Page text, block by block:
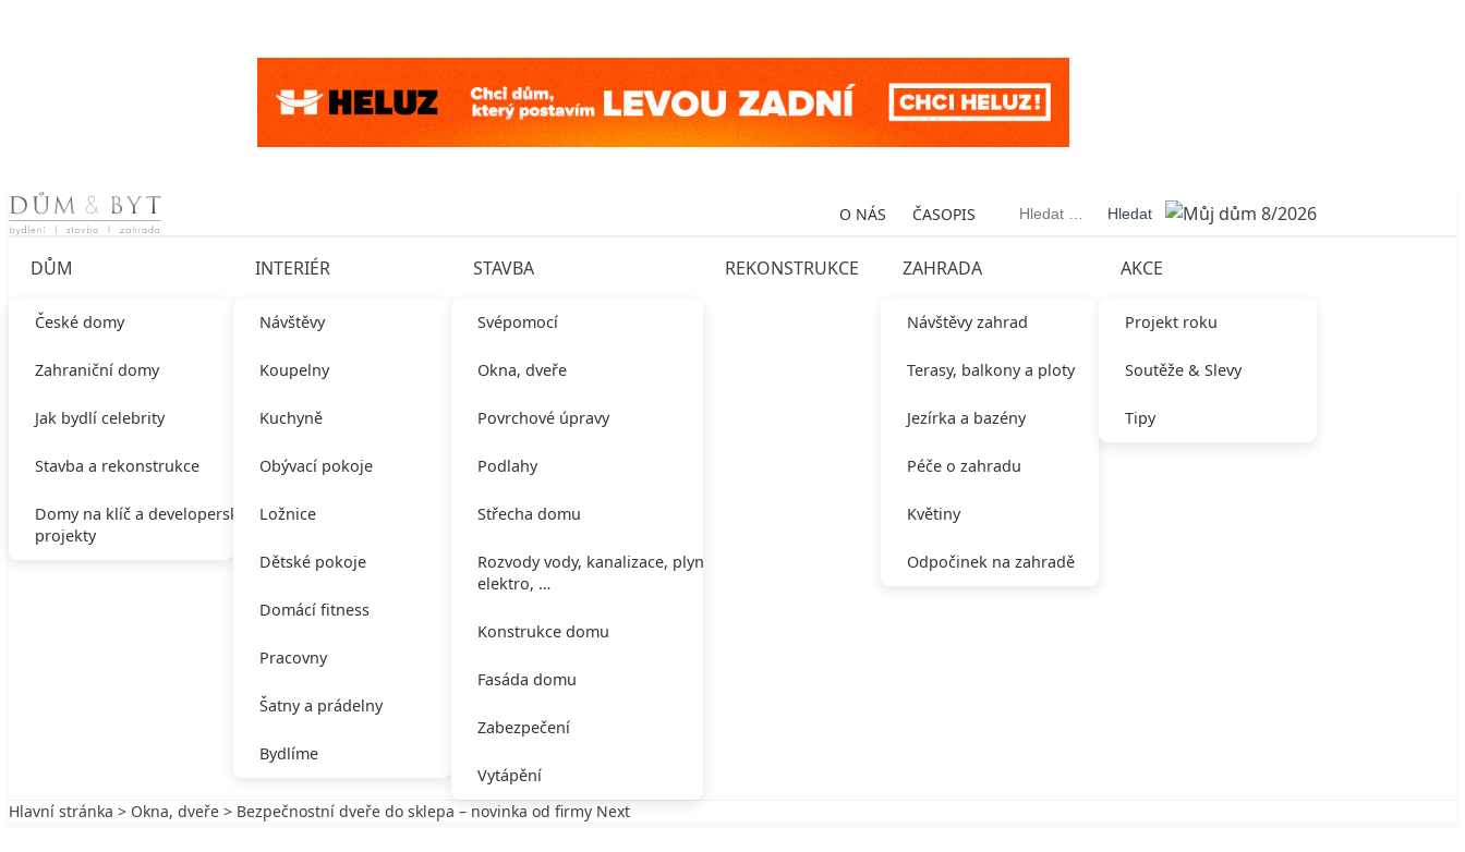
Skip to content O NÁS ČASOPIS Vyhledávání
DŮM
České domy
Zahraniční domy
Jak bydlí celebrity
Stavba a rekonstrukce
Domy na klíč a developerské
projekty
INTERIÉR
Návštěvy
Koupelny
Kuchyně
Obývací pokoje
Ložnice
Dětské pokoje
Domácí fitness
Pracovny
Šatny a prádelny
Bydlíme
STAVBA
Svépomocí
Okna, dveře
Povrchové úpravy
Podlahy
Střecha domu
Rozvody vody, kanalizace, plynu,
elektro, …
Konstrukce domu
Fasáda domu
Zabezpečení
Vytápění
REKONSTRUKCE ZAHRADA
Návštěvy zahrad
Terasy, balkony a ploty
Jezírka a bazény
Péče o zahradu
Květiny
Odpočinek na zahradě
AKCE
Projekt roku
Soutěže & Slevy
Tipy
Hlavní stránka > Okna, dveře > Bezpečnostní dveře do sklepa – novinka od firmy Next